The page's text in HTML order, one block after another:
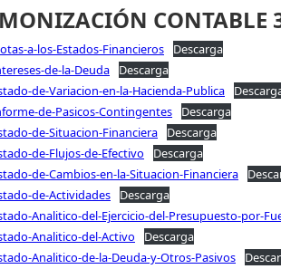
CONTABLE
a-los-Estados-Financieros
Descarga
de-la-Deuda
Descarga
de-Variacion-en-la-Hacienda-Publica
de-Pasicos-Contingentes
Descarga
de-Situacion-Financiera
Descarga
de-Flujos-de-Efectivo
Descarga
de-Cambios-en-la-Situacion-Financiera
de-Actividades
Descarga
Analitico-del-Ejercicio-del-Presupuesto-por-
Analitico-del-Activo
Descarga
Analitico-de-la-Deuda-y-Otros-Pasivos